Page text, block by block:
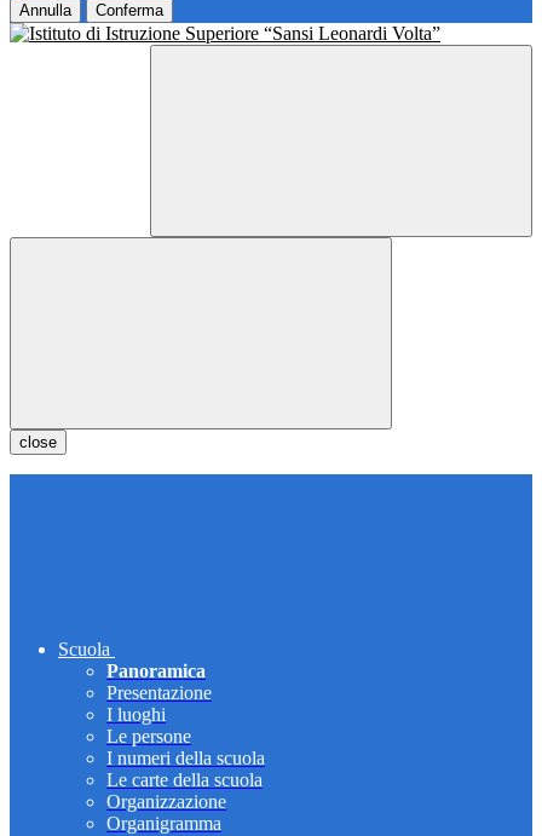
Annulla Conferma
close
Scuola
Panoramica
Presentazione
I luoghi
Le persone
I numeri della scuola
Le carte della scuola
Organizzazione
Organigramma